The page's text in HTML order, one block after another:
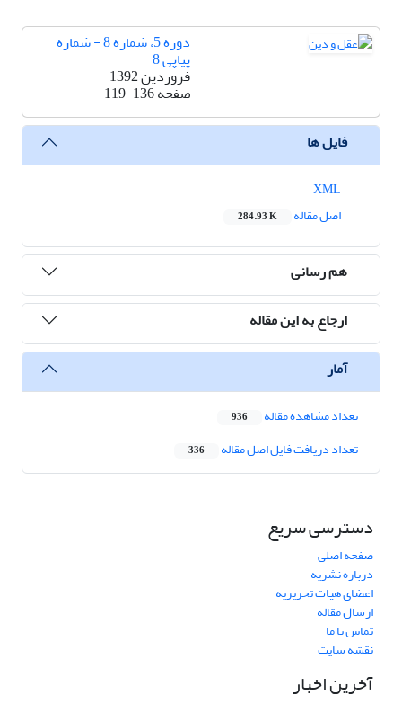
دوره 5، شماره 8 - شماره
پیاپی 8
فروردین 1392
صفحه119-136
فایل ها
اصل مقاله
284.93 K
هم رسانی
ارجاع به این مقاله
آمار
تعداد مشاهده مقاله 936
تعداد دریافت فایل اصل مقاله 336
دسترسی سریع
صفحه اصلی
درباره نشریه
اعضای هیات تحریریه
ارسال مقاله
تماس با ما
نقشه سایت
آخرین اخبار